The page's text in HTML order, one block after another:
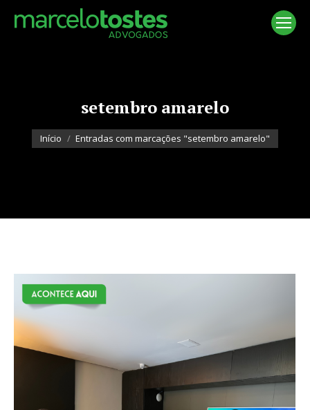
setembro amarelo
Você está aqui:
Início Entradas com marcações "setembro amarelo"